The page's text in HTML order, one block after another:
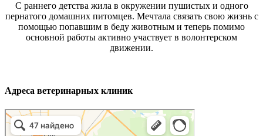
С раннего детства жила в окружении пушистых и одного
пернатого домашних питомцев. Мечтала связать свою жизнь с
помощью попавшим в беду животным и теперь помимо
основной работы активно участвует в волонтерском
движении.
Адреса ветеринарных клиник